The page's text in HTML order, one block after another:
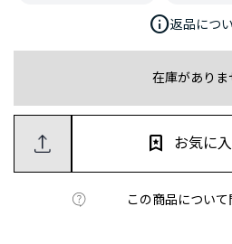
在庫がありま
この商品について
お気に
info返品につ